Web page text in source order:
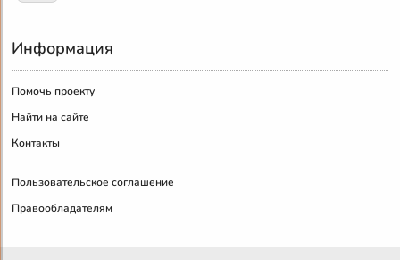
Информация
Помочь проекту
Найти на сайте
Контакты
Пользовательское соглашение
Правообладателям